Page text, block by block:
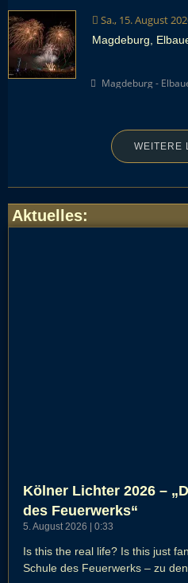
Sa., 15. August
Magdeburg,
Magdeburg -
WEITERE
Aktuelles:
Kölner Lichter 2026 –
des Feuerwerks“
5. August 2026 0:33
Is this the real life? Is this just
Schule des Feuerwerks – zu